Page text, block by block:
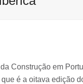
Construção em
é a oitava edição